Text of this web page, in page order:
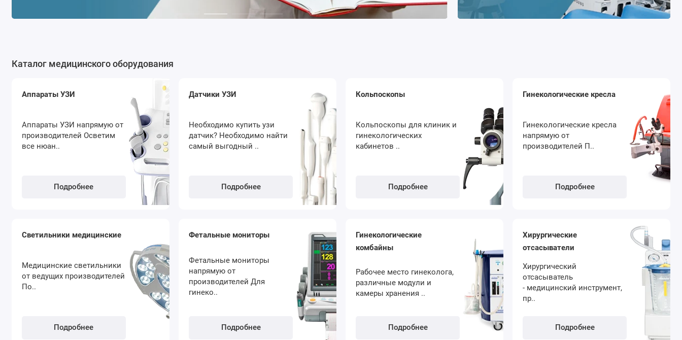
Каталог медицинского оборудования
Аппараты УЗИ
Аппараты УЗИ напрямую от
производителей Осветим
все нюан..
Подробнее
Датчики УЗИ
Необходимо купить узи
датчик? Необходимо найти
самый выгодный ..
Подробнее
Кольпоскопы
Кольпоскопы для клиник и
гинекологических
кабинетов ..
Подробнее
Гинекологические кресла
Гинекологические кресла
напрямую от
производителей П..
Подробнее
Светильники медицинские
Медицинские светильники
от ведущих производителей
По..
Подробнее
Фетальные мониторы
Фетальные мониторы
напрямую от
производителей Для
гинеко..
Подробнее
Гинекологические
комбайны
Рабочее место гинеколога,
различные модули и
камеры хранения ..
Подробнее
Хирургические
отсасыватели
Хирургический
отсасыватель
- медицинский инструмент,
пр..
Подробнее